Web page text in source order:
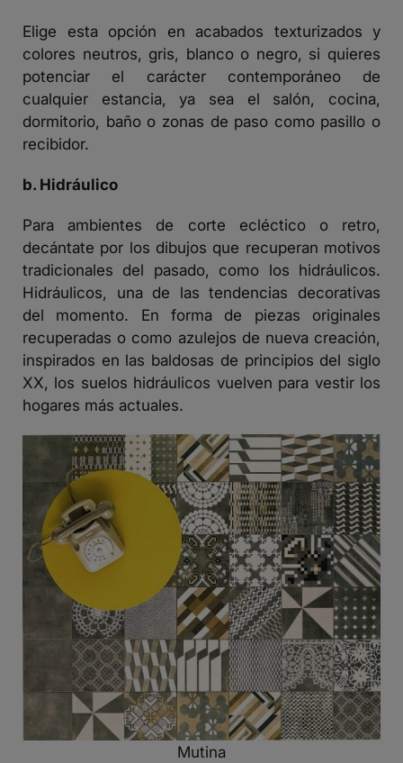
Elige esta opción en acabados texturizados y
colores neutros, gris, blanco o negro, si quieres
potenciar el carácter contemporáneo de
cualquier estancia, ya sea el salón, cocina,
dormitorio, baño o zonas de paso como pasillo o
recibidor.
b. Hidráulico
Para ambientes de corte ecléctico o retro,
decántate por los dibujos que recuperan motivos
tradicionales del pasado, como los hidráulicos.
Hidráulicos, una de las tendencias decorativas
del momento. En forma de piezas originales
recuperadas o como azulejos de nueva creación,
inspirados en las baldosas de principios del siglo
XX, los suelos hidráulicos vuelven para vestir los
hogares más actuales.
Mutina